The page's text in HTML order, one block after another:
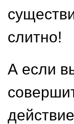
слитно!
А если